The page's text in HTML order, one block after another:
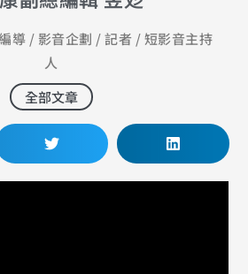
導 / 影音企劃 / 記者 / 短影音主持
人
全部文章